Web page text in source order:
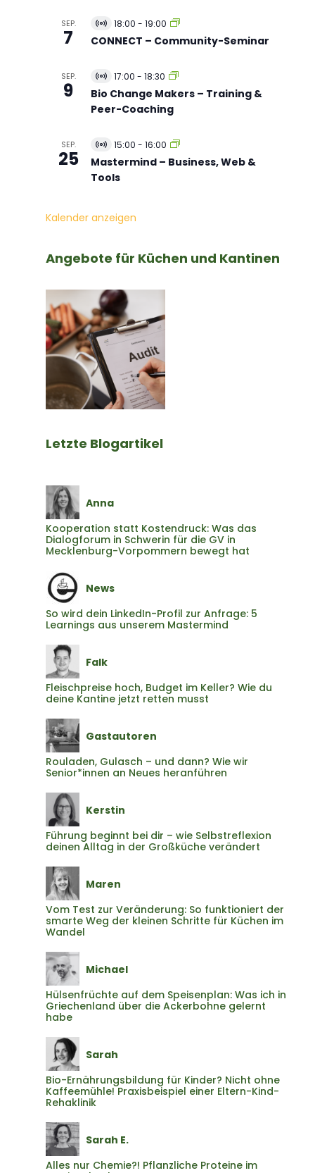
n
s
u
n
g
l
l
r
a
n
s
u
n
g
SEP.
7
V
i
u
l
l
r
a
n
s
t
g
18:00 - 19:00
CONNECT – Community-Seminar
SEP.
9
V
i
t
l
l
e
n
l
n
g
17:00 - 18:30
Bio Change Makers – Training &
Peer-Coaching
SEP.
25
V
i
t
l
r
s
t
a
l
t
u
n
g
15:00 - 16:00
Mastermind – Business, Web &
Tools
Kalender anzeigen
Angebote für Küchen und Kantinen
Letzte Blogartikel
Anna
Kooperation statt Kostendruck: Was das
Dialogforum in Schwerin für die GV in
Mecklenburg-Vorpommern bewegt hat
News
So wird dein LinkedIn-Profil zur Anfrage: 5
Learnings aus unserem Mastermind
Falk
Fleischpreise hoch, Budget im Keller? Wie du
deine Kantine jetzt retten musst
Gastautoren
Rouladen, Gulasch – und dann? Wie wir
Senior*innen an Neues heranführen
Kerstin
Führung beginnt bei dir – wie Selbstreflexion
deinen Alltag in der Großküche verändert
Maren
Vom Test zur Veränderung: So funktioniert der
smarte Weg der kleinen Schritte für Küchen im
Wandel
Michael
Hülsenfrüchte auf dem Speisenplan: Was ich in
Griechenland über die Ackerbohne gelernt
habe
Sarah
Bio-Ernährungsbildung für Kinder? Nicht ohne
Kaffeemühle! Praxisbeispiel einer Eltern-Kind-
Rehaklinik
Sarah E.
Alles nur Chemie?! Pflanzliche Proteine im